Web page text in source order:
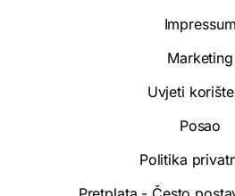
Impressum
Marketing
Uvjeti
Posao
Politika